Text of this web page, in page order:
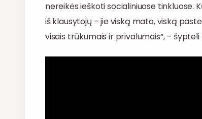
nereikės ieškoti socialiniuose tinkluose.
iš klausytojų – jie viską mato, viską
visais trūkumais ir privalumais“, – šypteli